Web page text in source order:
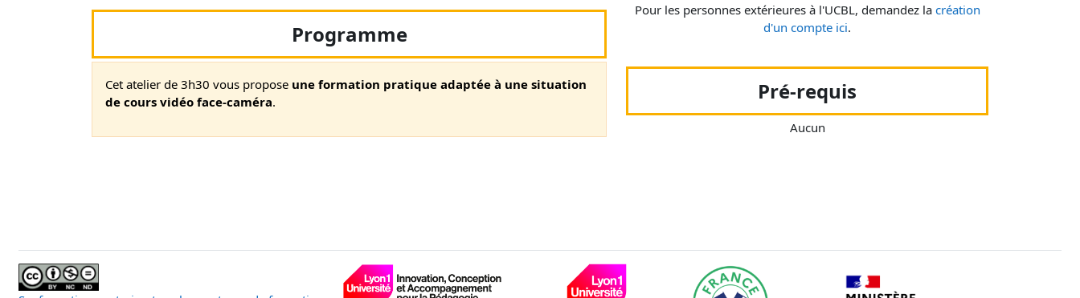
Programme
Cet atelier de 3h30 vous propose une formation pratique adaptée à une situation
de cours vidéo face-caméra.
Pour les personnes extérieures à l'UCBL, demandez la création
d'un compte ici.
Pré-requis
Aucun